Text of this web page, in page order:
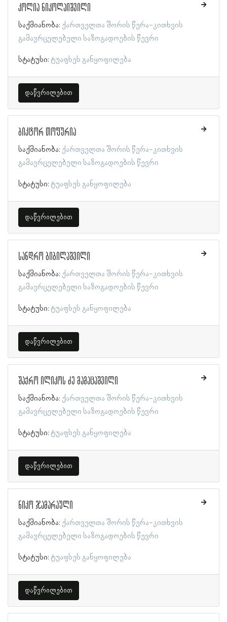
კოლია ნიკოლაიშვილი
საქმიანობა: ქართველთა შორის წერა-კითხვის
გამავრცელებელი საზოგადოების წევრი
სტატუსი: ტუაფსეს განყოფილება
დაწვრილებით
ბიკტორ თოფურია
საქმიანობა: ქართველთა შორის წერა-კითხვის
გამავრცელებელი საზოგადოების წევრი
სტატუსი: ტუაფსეს განყოფილება
დაწვრილებით
სანდრო ბიბილაშვილი
საქმიანობა: ქართველთა შორის წერა-კითხვის
გამავრცელებელი საზოგადოების წევრი
სტატუსი: ტუაფსეს განყოფილება
დაწვრილებით
შაქრო ილიკოს ძე მამაცაშვილი
საქმიანობა: ქართველთა შორის წერა-კითხვის
გამავრცელებელი საზოგადოების წევრი
სტატუსი: ტუაფსეს განყოფილება
დაწვრილებით
ნიკო ჯამარაული
საქმიანობა: ქართველთა შორის წერა-კითხვის
გამავრცელებელი საზოგადოების წევრი
სტატუსი: ტუაფსეს განყოფილება
დაწვრილებით